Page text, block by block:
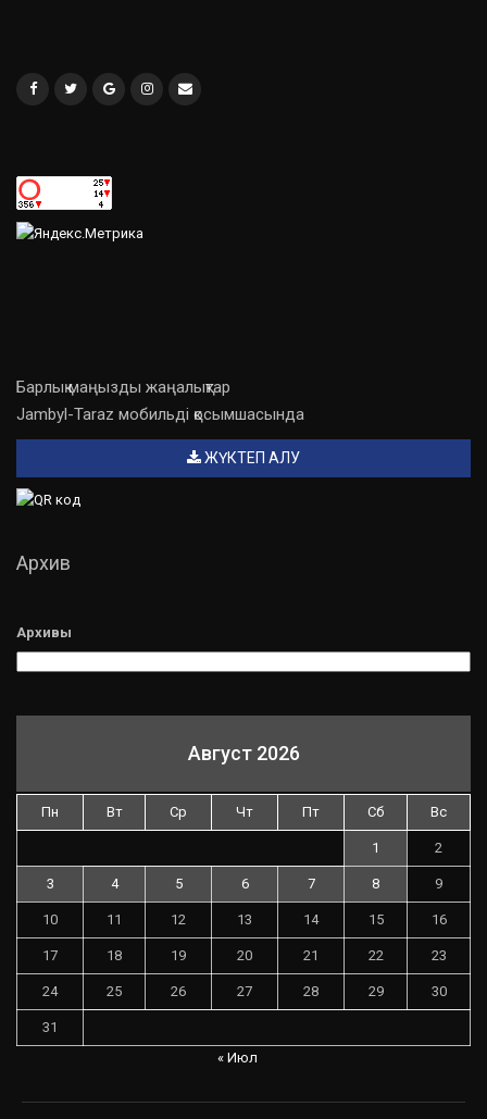
Барлық маңызды жаңалықтар
Jambyl-Taraz мобильді қосымшасында
ЖҮКТЕП АЛУ
Архив
Архивы
Август 2026
Пн Вт Ср Чт Пт Сб Вс
1 2
3 4 5 6 7 8 9
10 11 12 13 14 15 16
17 18 19 20 21 22 23
24 25 26 27 28 29 30
31
« Июл